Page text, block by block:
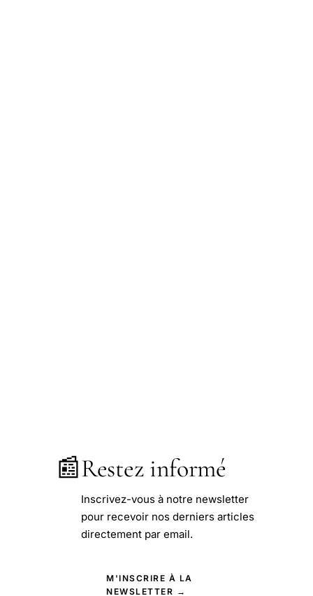
📰Restez informé
Inscrivez-vous à notre newsletter
pour recevoir nos derniers articles
directement par email.
M'INSCRIRE À LA
NEWSLETTER →